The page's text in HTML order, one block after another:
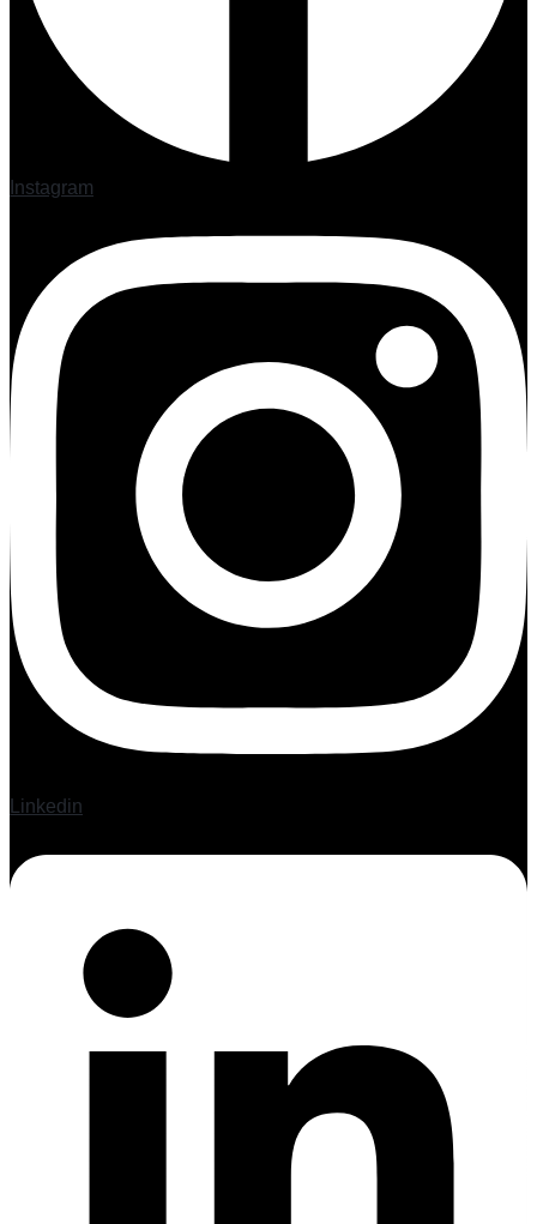
Instagram
Linkedin